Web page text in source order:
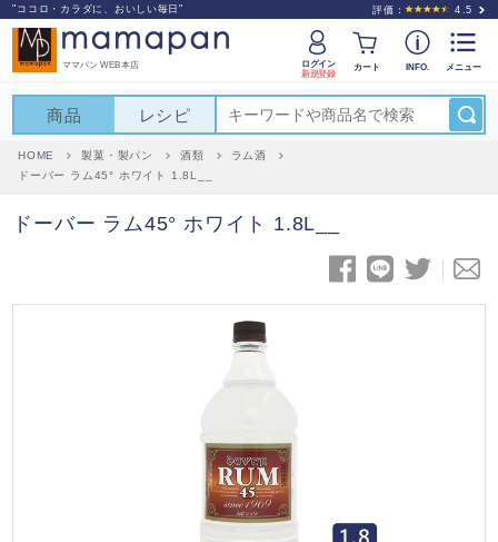
"ココロ・カラダに、おいしい毎日" 評価： 4.5
ママパン WEB本店
ログイン
新規登録
カート INFO. メニュー
商品 レシピ
HOME 製菓・製パン 酒類
ラム酒
ドーバー ラム45° ホワイト 1.8L__
ドーバー ラム45° ホワイト 1.8L__